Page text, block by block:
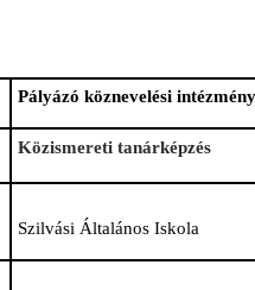
Pályázó köznevelési intézmény
Közismereti tanárképzés
Szilvási Általános Iskola